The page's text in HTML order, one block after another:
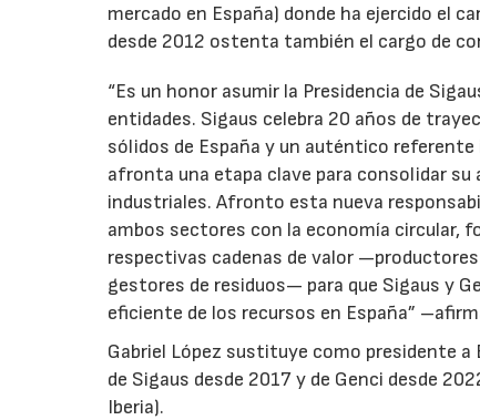
mercado en España) donde ha ejercido el
desde 2012 ostenta también el cargo de
“Es un honor asumir la Presidencia de
entidades. Sigaus celebra 20 años de
sólidos de España y un auténtico
afronta una etapa clave para consolidar
industriales. Afronto esta nueva
ambos sectores con la economía circular,
respectivas cadenas de valor
gestores de residuos— para que Sigaus y
eficiente de los recursos en España”
Gabriel López sustituye como presidente a
de Sigaus desde 2017 y de Genci desde
Iberia).